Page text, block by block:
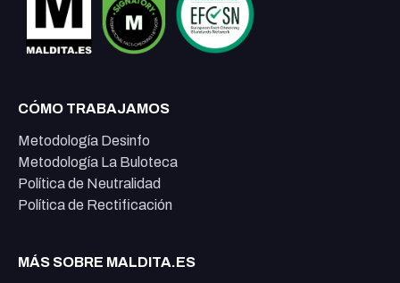
CÓMO TRABAJAMOS
Metodología Desinfo
Metodología La Buloteca
Política de Neutralidad
Política de Rectificación
MÁS SOBRE MALDITA.ES